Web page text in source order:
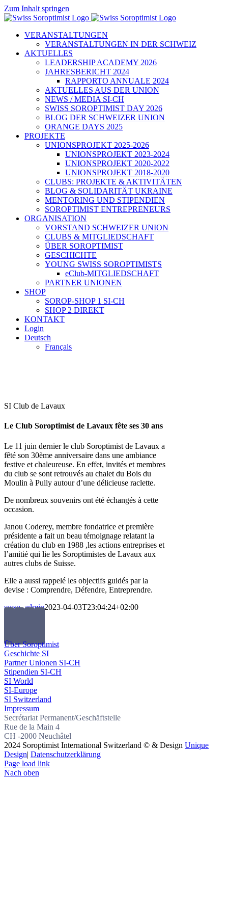
Zum Inhalt springen
VERANSTALTUNGEN
VERANSTALTUNGEN IN DER SCHWEIZ
AKTUELLES
LEADERSHIP ACADEMY 2026
JAHRESBERICHT 2024
RAPPORTO ANNUALE 2024
AKTUELLES AUS DER UNION
NEWS / MEDIA SI-CH
SWISS SOROPTIMIST DAY 2026
BLOG DER SCHWEIZER UNION
ORANGE DAYS 2025
PROJEKTE
UNIONSPROJEKT 2025-2026
UNIONSPROJEKT 2023-2024
UNIONSPROJEKT 2020-2022
UNIONSPROJEKT 2018-2020
CLUBS: PROJEKTE & AKTIVITÄTEN
BLOG & SOLIDARITÄT UKRAINE
MENTORING UND STIPENDIEN
SOROPTIMIST ENTREPRENEURS
ORGANISATION
VORSTAND SCHWEIZER UNION
CLUBS & MITGLIEDSCHAFT
ÜBER SOROPTIMIST
GESCHICHTE
YOUNG SWISS SOROPTIMISTS
eClub-MITGLIEDSCHAFT
PARTNER UNIONEN
SHOP
SOROP-SHOP 1 SI-CH
SHOP 2 DIREKT
KONTAKT
Login
Deutsch
Français
SI Club de Lavaux
Le Club Soroptimist de Lavaux fête ses 30 ans
Le 11 juin dernier le club Soroptimist de Lavaux a
fêté son 30ème anniversaire dans une ambiance
festive et chaleureuse. En effet, invités et membres
du club se sont retrouvés au chalet du Bois du
Moulin à Pully autour d’une délicieuse raclette.
De nombreux souvenirs ont été échangés à cette
occasion.
Janou Coderey, membre fondatrice et première
présidente a fait un beau témoignage relatant la
création du club en 1988 ,les actions entreprises et
l’amitié qui lie les Soroptimistes de Lavaux aux
autres clubs de Suisse.
Elle a aussi rappelé les objectifs guidés par la
devise : Comprendre, Défendre, Entreprendre.
swso_admin2023-04-03T23:04:24+02:00
Über Soroptimist
Geschichte SI
Partner Unionen SI-CH
Stipendien SI-CH
SI World
SI-Europe
SI Switzerland
Impressum
Secrétariat Permanent/Geschäftstelle
Rue de la Main 4
CH -2000 Neuchâtel
2024 Soroptimist International Switzerland © & Design Unique
Design| Datenschutzerklärung
Page load link
Nach oben